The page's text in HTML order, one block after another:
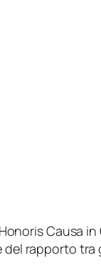
Causa
rapporto tra